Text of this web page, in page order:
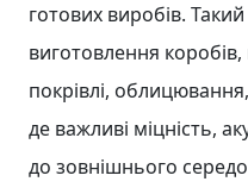
готових виробів.
виготовлення коробів,
покрівлі,
де важливі міцність,
до зовнішнього